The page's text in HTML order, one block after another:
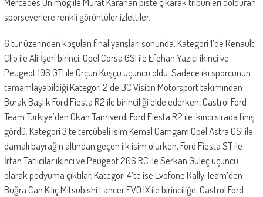
sporseverlere renkli görüntüler izlettiler.
6 tur üzerinden koşulan final yarışları sonunda, Kategori 1’de Renault
Clio ile Ali İşeri birinci, Opel Corsa GSI ile Efehan Yazıcı ikinci ve
Peugeot 106 GTI ile Orçun Kuşçu üçüncü oldu. Sadece iki sporcunun
tamamlayabildiği Kategori 2’de BC Vision Motorsport takımından
Burak Başlık Ford Fiesta R2 ile birinciliği elde ederken, Castrol Ford
Team Türkiye’den Okan Tanrıverdi Ford Fiesta R2 ile ikinci sırada finiş
gördü. Kategori 3’te tercübeli isim Kemal Gamgam Opel Astra GSI ile
damalı bayrağın altından geçen ilk isim olurken, Ford Fiesta ST ile
İrfan Tatlıcılar ikinci ve Peugeot 206 RC ile Serkan Güleç üçüncü
olarak podyuma çıktılar. Kategori 4’te ise Evofone Rally Team’den
Buğra Can Kılıç Mitsubishi Lancer EVO IX ile birinciliğe, Castrol Ford